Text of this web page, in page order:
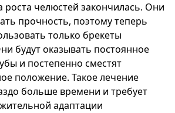
роста челюстей закончилась. Они
прочность, поэтому теперь
только брекеты
будут оказывать постоянное
и постепенно сместят
положение. Такое лечение
больше времени и требует
адаптации